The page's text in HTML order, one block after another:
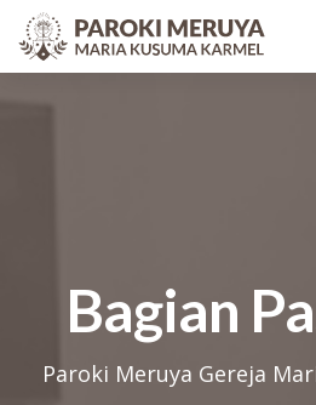
Bagian
Paroki Meruya Gereja